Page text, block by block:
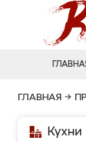
ГЛАВНАЯ →
Кухни